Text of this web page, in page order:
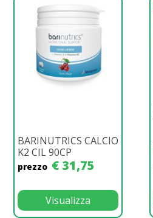
BARINUTRICS CALCIO
K2 CIL 90CP
prezzo € 31,75
Visualizza